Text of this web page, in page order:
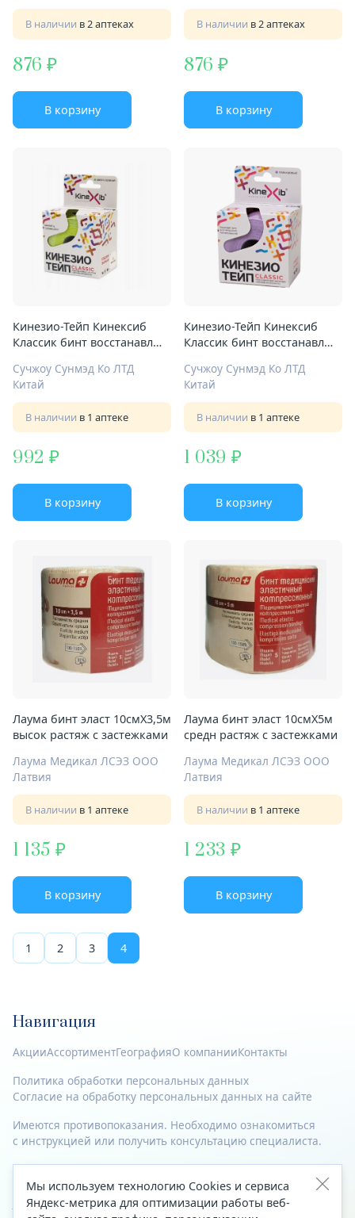
В наличии в 2 аптеках
876
В корзину
В наличии в 2 аптеках
876
В корзину
Кинезио-Тейп Кинексиб
Классик бинт восстанавл
Сучжоу Сунмэд Ко ЛТД
Китай
В наличии в 1 аптеке
992
В корзину
Кинезио-Тейп Кинексиб
Классик бинт восстанавл
Сучжоу Сунмэд Ко ЛТД
Китай
В наличии в 1 аптеке
1 039
В корзину
Лаума бинт эласт 10смX3,5м
высок растяж с застежками
Лаума Медикал ЛСЭЗ ООО
Латвия
В наличии в 1 аптеке
1 135
В корзину
Лаума бинт эласт 10смX5м
средн растяж с застежками
Лаума Медикал ЛСЭЗ ООО
Латвия
В наличии в 1 аптеке
1 233
В корзину
1 2 3 4
Навигация
АкцииАссортиментГеографияО компанииКонтакты
Политика обработки персональных данных
Согласие на обработку персональных данных на сайте
Имеются противопоказания. Необходимо ознакомиться
с инструкцией или получить консультацию специалиста.
© 2023—2026 Все права защищены.
Адрес
Мы используем технологию Cookies и сервиса
Яндекс-метрика для оптимизации работы веб-